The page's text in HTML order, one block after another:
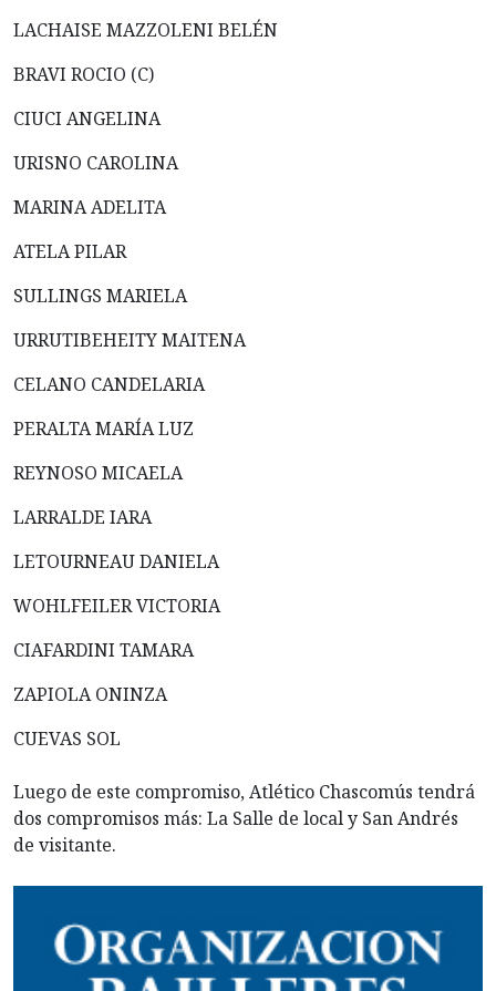
LACHAISE MAZZOLENI BELÉN
BRAVI ROCIO (C)
CIUCI ANGELINA
URISNO CAROLINA
MARINA ADELITA
ATELA PILAR
SULLINGS MARIELA
URRUTIBEHEITY MAITENA
CELANO CANDELARIA
PERALTA MARÍA LUZ
REYNOSO MICAELA
LARRALDE IARA
LETOURNEAU DANIELA
WOHLFEILER VICTORIA
CIAFARDINI TAMARA
ZAPIOLA ONINZA
CUEVAS SOL
Luego de este compromiso, Atlético Chascomús tendrá
dos compromisos más: La Salle de local y San Andrés
de visitante.